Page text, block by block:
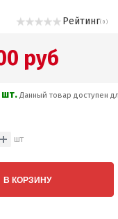
Рейтинг( 0 )
руб
шт. Данный товар доступен
шт
В КОРЗИНУ